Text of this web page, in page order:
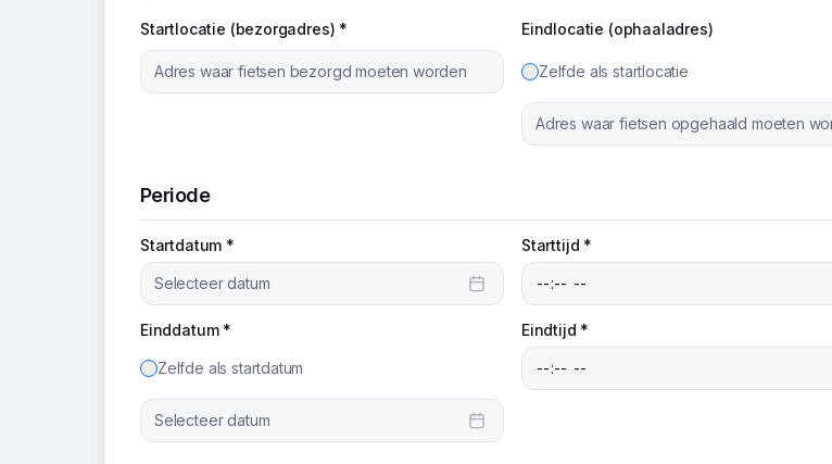
Startlocatie (bezorgadres) * Eindlocatie (ophaaladres)
Zelfde als startlocatie
Periode
Startdatum *
Selecteer datum
Starttijd *
Einddatum *
Zelfde als startdatum
Selecteer datum
Eindtijd *